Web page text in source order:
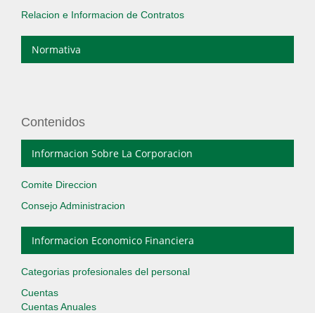
Relacion e Informacion de Contratos
Normativa
Contenidos
Informacion Sobre La Corporacion
Comite Direccion
Consejo Administracion
Informacion Economico Financiera
Categorias profesionales del personal
Cuentas
Cuentas Anuales